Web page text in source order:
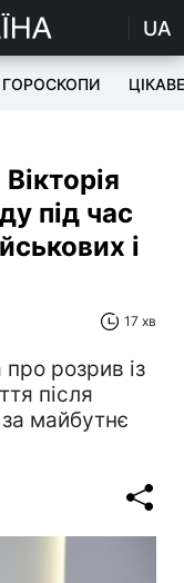
UA
ГОРОСКОПИ ЦІКАВЕ
під час
і
17 хв
про розрив із
після
майбутнє